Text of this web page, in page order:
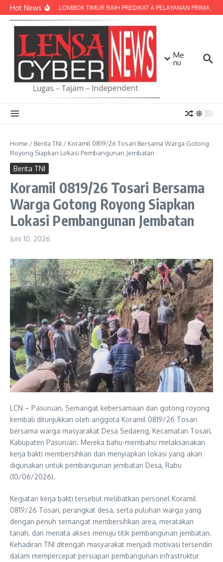
Lewati ke konten
Hot NewsPOLRES LOMBOK TIMUR RAIH PREDIKAT A PELAYANAN PRIMA,
Me
nu
Home / Berita TNI / Koramil 0819/26 Tosari Bersama Warga Gotong
Royong Siapkan Lokasi Pembangunan Jembatan
Berita TNI
Koramil 0819/26 Tosari Bersama
Warga Gotong Royong Siapkan
Lokasi Pembangunan Jembatan
Juni 10, 2026
LCN – Pasuruan, Semangat kebersamaan dan gotong royong
kembali ditunjukkan oleh anggota Koramil 0819/26 Tosari
bersama warga masyarakat Desa Sedaeng, Kecamatan Tosari,
Kabupaten Pasuruan. Mereka bahu-membahu melaksanakan
kerja bakti membersihkan dan menyiapkan lokasi yang akan
digunakan untuk pembangunan jembatan Desa, Rabu
(10/06/2026).
Kegiatan kerja bakti tersebut melibatkan personel Koramil
0819/26 Tosari, perangkat desa, serta puluhan warga yang
dengan penuh semangat membersihkan area, meratakan
tanah, dan menata akses menuju titik pembangunan jembatan.
Kehadiran TNI ditengah masyarakat menjadi motivasi tersendiri
dalam mempercepat persiapan pembangunan infrastruktur